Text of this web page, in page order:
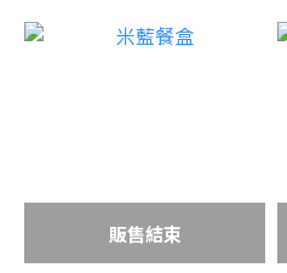
販售結束